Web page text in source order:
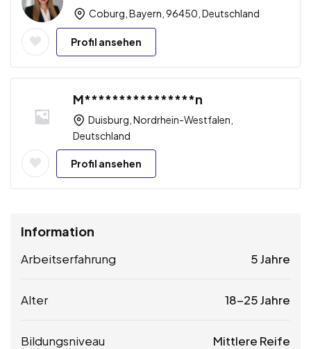
Coburg, Bayern, 96450, Deutschland
Profil ansehen
M****************n
Duisburg, Nordrhein-Westfalen,
Deutschland
Profil ansehen
Information
Arbeitserfahrung 5 Jahre
Alter 18-25 Jahre
Bildungsniveau Mittlere Reife